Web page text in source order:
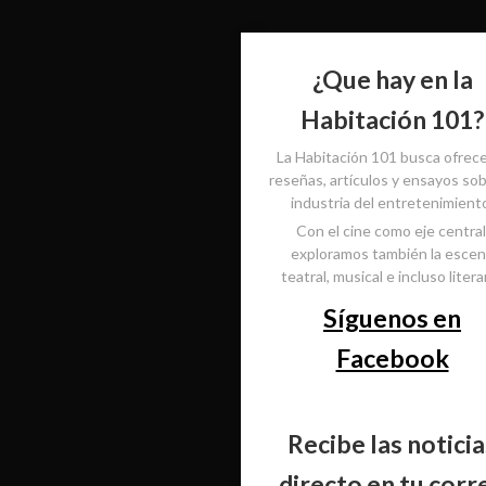
¿Que hay en la
Habitación 101?
La Habitación 101 busca
reseñas, artículos y ensayos
industria del
Con el cine como eje
exploramos también la
teatral, musical e incluso
Síguenos en
Facebook
Recibe las